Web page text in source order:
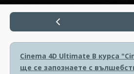
Cinema 4D Ultimate В курса
ще се запознаете с